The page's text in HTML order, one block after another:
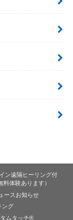
ン遠隔ヒーリング付
体験あります）
ースお知らせ
ング
ムタッチ®